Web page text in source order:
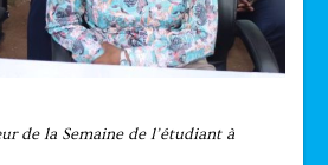
de la Semaine de l’étudiant à